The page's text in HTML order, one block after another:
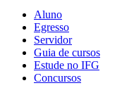
Aluno
Egresso
Servidor
Guia de cursos
Estude no IFG
Concursos